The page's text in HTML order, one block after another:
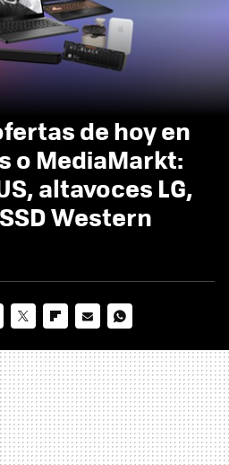
de hoy en
o MediaMarkt:
altavoces LG,
Western
MAIL